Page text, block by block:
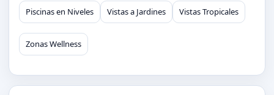
Piscinas en Niveles Vistas a Jardines Vistas Tropicales
Zonas Wellness